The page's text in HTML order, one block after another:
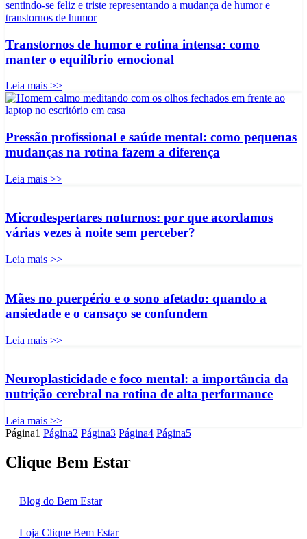
Transtornos de humor e rotina intensa: como
manter o equilíbrio emocional
Leia mais >>
Pressão profissional e saúde mental: como pequenas
mudanças na rotina fazem a diferença
Leia mais >>
Microdespertares noturnos: por que acordamos
várias vezes à noite sem perceber?
Leia mais >>
Mães no puerpério e o sono afetado: quando a
ansiedade e o cansaço se confundem
Leia mais >>
Neuroplasticidade e foco mental: a importância da
nutrição cerebral na rotina de alta performance
Leia mais >>
Página1 Página2 Página3 Página4 Página5
Clique Bem Estar
Blog do Bem Estar
Loja Clique Bem Estar